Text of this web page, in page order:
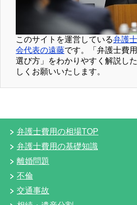
このサイトを運営している弁護
会代表の遠藤です。「弁護士費
選び方」をわかりやすく解説し
しくお願いいたします。
弁護士費用の相場TOP
弁護士費用の基礎知識
離婚問題
不倫
交通事故